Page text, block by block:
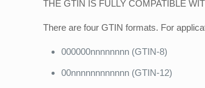
THE GTIN IS FULLY COMPATIBLE
There are four GTIN formats. For
000000nnnnnnnn (GTIN-8)
00nnnnnnnnnnnn (GTIN-12)